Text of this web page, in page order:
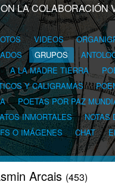
LA COLABORACIÓN
VIDEOS
GRUPOS
A LA MADRE TIERRA
Y CALIGRAMAS
POETAS POR PAZ
INMORTALES
NOTAS
O IMÁGENES CHAT
Arcais (453)